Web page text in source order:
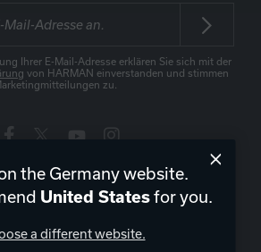
Ihrer E-Mail-Adresse erklären Sie sich mit der
von HARMAN einverstanden und stimmen
zu.
Deutschland| DE
the Germany website.
United Statesfor you.
a different website.